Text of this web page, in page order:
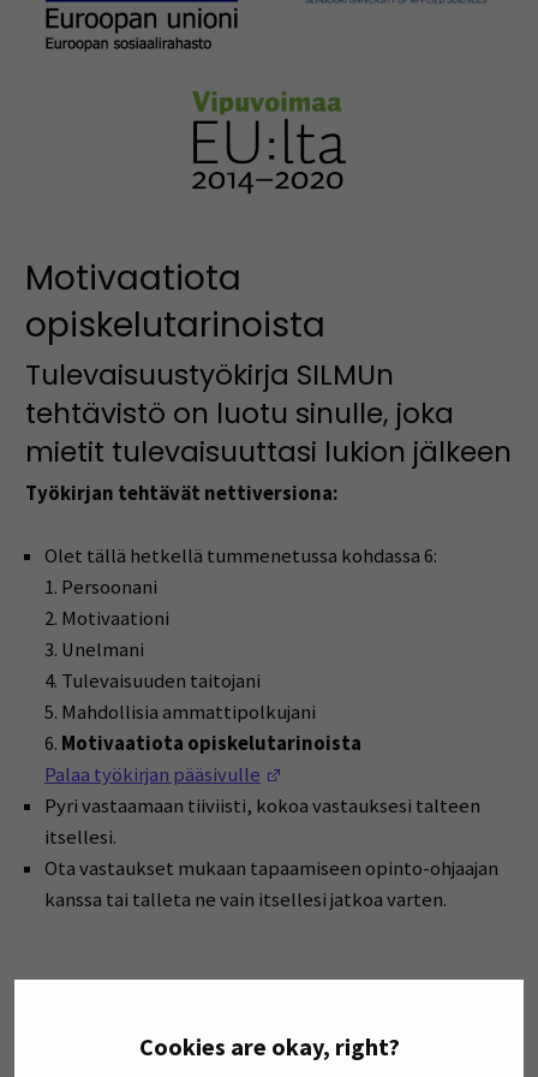
Cookies are okay, right?
Motivaatiota
opiskelutarinoista
Tulevaisuustyökirja SILMUn
tehtävistö on luotu sinulle, joka
mietit tulevaisuuttasi lukion jälkeen
Työkirjan tehtävät nettiversiona:
Olet tällä hetkellä tummenetussa kohdassa 6:
1. Persoonani
2. Motivaationi
3. Unelmani
4. Tulevaisuuden taitojani
5. Mahdollisia ammattipolkujani
6. Motivaatiota opiskelutarinoista
Palaa työkirjan pääsivulle
Pyri vastaamaan tiiviisti, kokoa vastauksesi talteen
itsellesi.
Ota vastaukset mukaan tapaamiseen opinto-ohjaajan
kanssa tai talleta ne vain itsellesi jatkoa varten.